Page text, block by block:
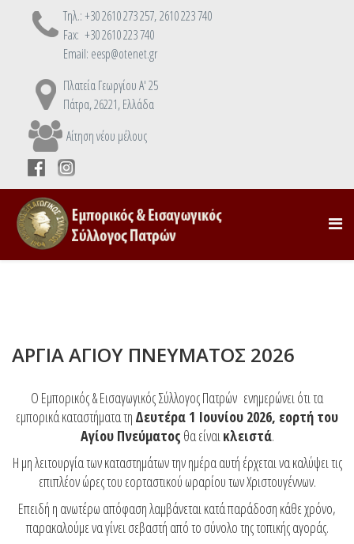
Τηλ.: +30 2610 273 257, 2610 223 740
Fax: +30 2610 223 740
Email: eesp@otenet.gr
Πλατεία Γεωργίου Α' 25
Πάτρα, 26221, Ελλάδα
Αίτηση νέου μέλους
ΑΡΓΙΑ ΑΓΙΟΥ ΠΝΕΥΜΑΤΟΣ 2026
Ο Εμπορικός & Εισαγωγικός Σύλλογος Πατρών ενημερώνει ότι τα
εμπορικά καταστήματα τη Δευτέρα 1 Ιουνίου 2026, εορτή του
Αγίου Πνεύματος θα είναικλειστά.
Η μη λειτουργία των καταστημάτων την ημέρα αυτή έρχεται να καλύψει τις
επιπλέον ώρες του εορταστικού ωραρίου των Χριστουγέννων.
Επειδή η ανωτέρω απόφαση λαμβάνεται κατά παράδοση κάθε χρόνο,
παρακαλούμε να γίνει σεβαστή από το σύνολο της τοπικής αγοράς.